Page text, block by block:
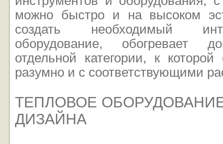
можно быстро и на высоком
создать необходимый
оборудование, обогревает
отдельной категории, к которой
разумно и с соответствующими
ТЕПЛОВОЕ
ДИЗАЙНА